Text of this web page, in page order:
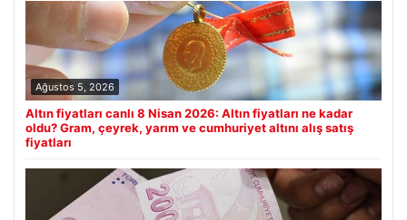
Ağustos 5, 2026
Altın fiyatları canlı 8 Nisan 2026: Altın fiyatları ne kadar
oldu? Gram, çeyrek, yarım ve cumhuriyet altını alış satış
fiyatları